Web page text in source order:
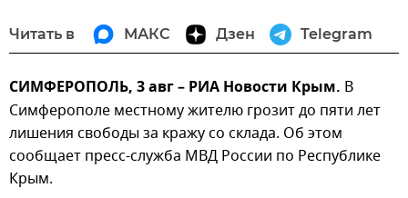
Читать в МАКС Дзен Telegram
СИМФЕРОПОЛЬ, 3 авг – РИА Новости Крым. В
Симферополе местному жителю грозит до пяти лет
лишения свободы за кражу со склада. Об этом
сообщает пресс-служба МВД России по Республике
Крым.